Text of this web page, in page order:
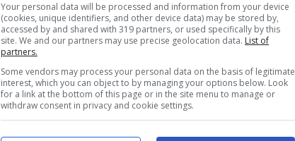
le adozioni: pubblicità gratuita a
chi le ripara
Your personal data will be processed and information from your device
(cookies, unique identifiers, and other device data) may be stored by,
accessed by and shared with 319 partners, or used specifically by this
site. We and our partners may use precise geolocation data. List of
partners.
Some vendors may process your personal data on the basis of legitimate
interest, which you can object to by managing your options below. Look
for a link at the bottom of this page or in the site menu to manage or
withdraw consent in privacy and cookie settings.